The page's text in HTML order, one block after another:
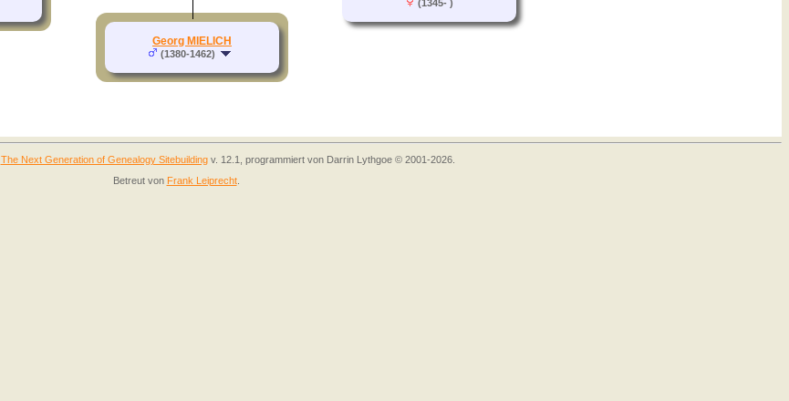
(1345- )
Georg MIELICH
(1380-1462)
The Next Generation of Genealogy Sitebuildingv. 12.1, programmiert von Darrin Lythgoe © 2001-2026.
Betreut von Frank Leiprecht.